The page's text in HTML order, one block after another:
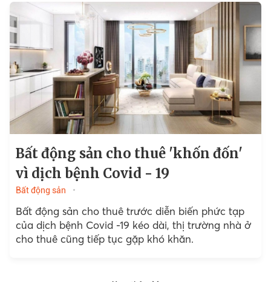
Bất động sản cho thuê 'khốn đốn'
vì dịch bệnh Covid - 19
Bất động sản
Bất động sản cho thuê trước diễn biến phức tạp
của dịch bệnh Covid -19 kéo dài, thị trường nhà ở
cho thuê cũng tiếp tục gặp khó khăn.